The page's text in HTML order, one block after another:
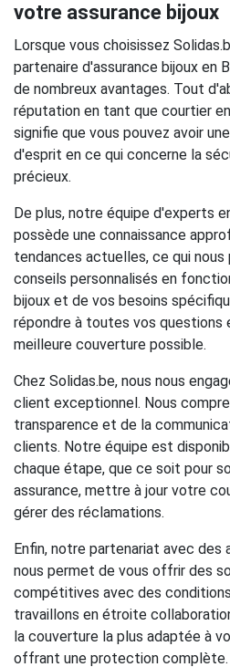
votre assurance bijoux
Lorsque vous choisissez
partenaire d'assurance bijoux en
de nombreux avantages. Tout
réputation en tant que courtier
signifie que vous pouvez avoir
d'esprit en ce qui concerne la
précieux.
De plus, notre équipe d'experts
possède une connaissance
tendances actuelles, ce qui
conseils personnalisés en
bijoux et de vos besoins
répondre à toutes vos questions
meilleure couverture possible.
Chez Solidas.be, nous nous
client exceptionnel. Nous
transparence et de la
clients. Notre équipe est
chaque étape, que ce soit pour
assurance, mettre à jour votre
gérer des réclamations.
Enfin, notre partenariat avec des
nous permet de vous offrir des
compétitives avec des
travaillons en étroite
la couverture la plus adaptée à
offrant une protection complète.